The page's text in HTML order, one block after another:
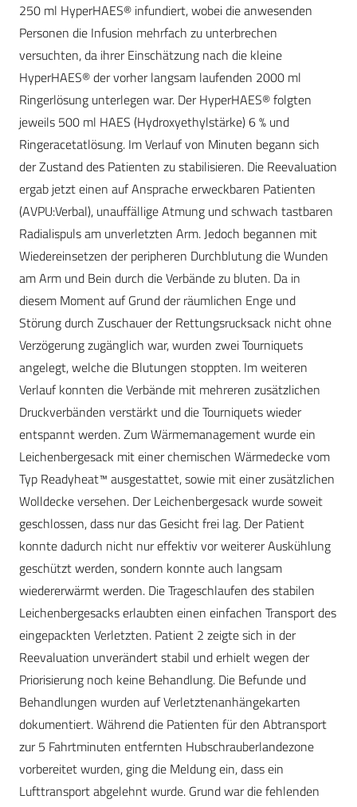
250 ml HyperHAES® infundiert, wobei die anwesenden
Personen die Infusion mehrfach zu unterbrechen
versuchten, da ihrer Einschätzung nach die kleine
HyperHAES® der vorher langsam laufenden 2000 ml
Ringerlösung unterlegen war. Der HyperHAES® folgten
jeweils 500 ml HAES (Hydroxyethylstärke) 6 % und
Ringeracetatlösung. Im Verlauf von Minuten begann sich
der Zustand des Patienten zu stabilisieren. Die Reevaluation
ergab jetzt einen auf Ansprache erweckbaren Patienten
(AVPU:Verbal), unauffällige Atmung und schwach tastbaren
Radialispuls am unverletzten Arm. Jedoch begannen mit
Wiedereinsetzen der peripheren Durchblutung die Wunden
am Arm und Bein durch die Verbände zu bluten. Da in
diesem Moment auf Grund der räumlichen Enge und
Störung durch Zuschauer der Rettungsrucksack nicht ohne
Verzögerung zugänglich war, wurden zwei Tourniquets
angelegt, welche die Blutungen stoppten. Im weiteren
Verlauf konnten die Verbände mit mehreren zusätzlichen
Druckverbänden verstärkt und die Tourniquets wieder
entspannt werden. Zum Wärmemanagement wurde ein
Leichenbergesack mit einer chemischen Wärmedecke vom
Typ Readyheat™ ausgestattet, sowie mit einer zusätzlichen
Wolldecke versehen. Der Leichenbergesack wurde soweit
geschlossen, dass nur das Gesicht frei lag. Der Patient
konnte dadurch nicht nur effektiv vor weiterer Auskühlung
geschützt werden, sondern konnte auch langsam
wiedererwärmt werden. Die Trageschlaufen des stabilen
Leichenbergesacks erlaubten einen einfachen Transport des
eingepackten Verletzten. Patient 2 zeigte sich in der
Reevaluation unverändert stabil und erhielt wegen der
Priorisierung noch keine Behandlung. Die Befunde und
Behandlungen wurden auf Verletztenanhängekarten
dokumentiert. Während die Patienten für den Abtransport
zur 5 Fahrtminuten entfernten Hubschrauberlandezone
vorbereitet wurden, ging die Meldung ein, dass ein
Lufttransport abgelehnt wurde. Grund war die fehlenden